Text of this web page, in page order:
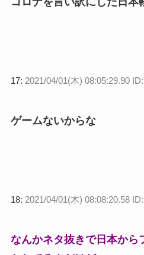
17: 2021/04/01(木) 08:05:29.90
ゲームないからな
18: 2021/04/01(木) 08:08:20.58
なんかネタ抜きで日本から